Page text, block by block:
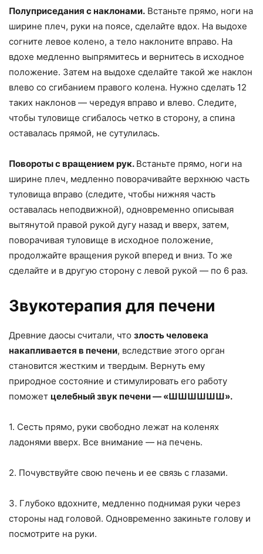
Полуприседания с наклонами. Встаньте прямо, ноги на
ширине плеч, руки на поясе, сделайте вдох. На выдохе
согните левое колено, а тело наклоните вправо. На
вдохе медленно выпрямитесь и вернитесь в исходное
положение. Затем на выдохе сделайте такой же наклон
влево со сгибанием правого колена. Нужно сделать 12
таких наклонов — чередуя вправо и влево. Следите,
чтобы туловище сгибалось четко в сторону, а спина
оставалась прямой, не сутулилась.
Повороты с вращением рук. Встаньте прямо, ноги на
ширине плеч, медленно поворачивайте верхнюю часть
туловища вправо (следите, чтобы нижняя часть
оставалась неподвижной), одновременно описывая
вытянутой правой рукой дугу назад и вверх, затем,
поворачивая туловище в исходное положение,
продолжайте вращения рукой вперед и вниз. То же
сделайте и в другую сторону с левой рукой — по 6 раз.
Звукотерапия для печени
Древние даосы считали, что злость человека
накапливается в печени, вследствие этого орган
становится жестким и твердым. Вернуть ему
природное состояние и стимулировать его работу
поможет целебный звук печени — «ШШШШШШ».
1. Сесть прямо, руки свободно лежат на коленях
ладонями вверх. Все внимание — на печень.
2. Почувствуйте свою печень и ее связь с глазами.
3. Глубоко вдохните, медленно поднимая руки через
стороны над головой. Одновременно закиньте голову и
посмотрите на руки.